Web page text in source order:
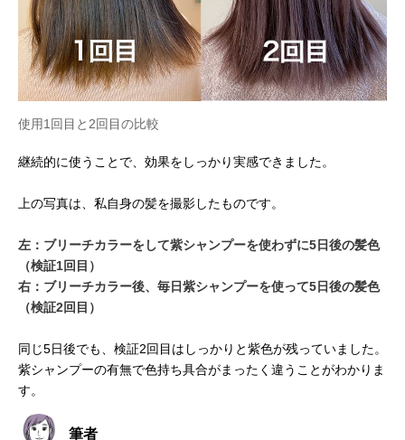
使用1回目と2回目の比較
継続的に使うことで、効果をしっかり実感できました。
上の写真は、私自身の髪を撮影したものです。
左：ブリーチカラーをして紫シャンプーを使わずに5日後の髪色
（検証1回目）
右：ブリーチカラー後、毎日紫シャンプーを使って5日後の髪色
（検証2回目）
同じ5日後でも、検証2回目はしっかりと紫色が残っていました。
紫シャンプーの有無で色持ち具合がまったく違うことがわかりま
す。
筆者